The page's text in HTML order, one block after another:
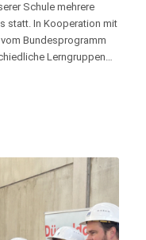
Schule mehrere
statt. In Kooperation mit
Bundesprogramm
Lerngruppen…